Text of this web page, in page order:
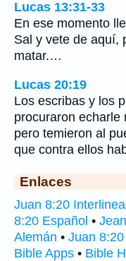
Lucas 13:31-33
En ese momento
Sal y vete de aquí,
matar.…
Lucas 20:19
Los escribas y los
procuraron echarle
pero temieron al
que contra ellos
Enlaces
Juan 8:20
8:20 Español •
Alemán • Juan
Bible Apps • Bible